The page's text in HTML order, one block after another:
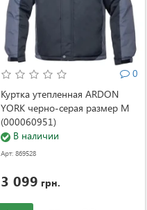
0
Куртка утепленная ARDON
YORK черно-серая размер M
(000060951)
В наличии
Арт: 869528
3 099 грн.